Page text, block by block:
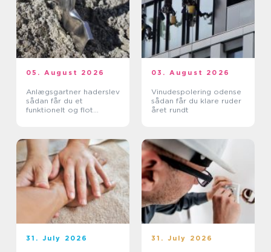
05. August 2026
Anlægsgartner haderslev
sådan får du et
funktionelt og flot
03. August 2026
Vinudespolering odense
sådan får du klare ruder
året rundt
31. July 2026 31. July 2026